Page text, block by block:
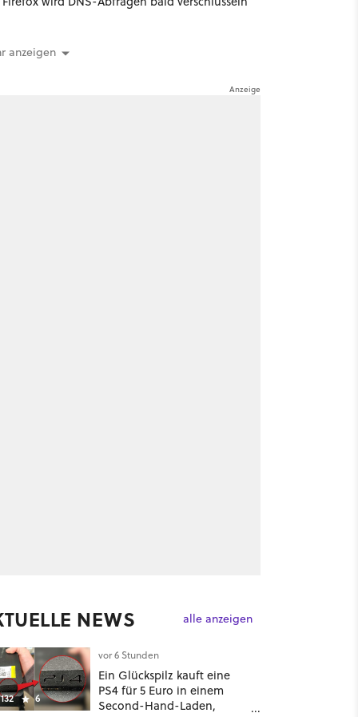
anzeigen
NEWS alle anzeigen
6
vor 6 Stunden
Ein Glückspilz kauft eine
PS4 für 5 Euro in einem
Second-Hand-Laden,